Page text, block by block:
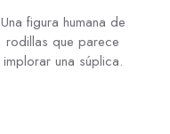
Una figura humana de
rodillas que parece
implorar una súplica.